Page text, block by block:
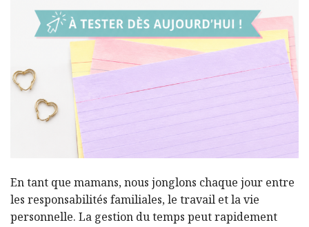
En tant que mamans, nous jonglons chaque jour entre
les responsabilités familiales, le travail et la vie
personnelle. La gestion du temps peut rapidement